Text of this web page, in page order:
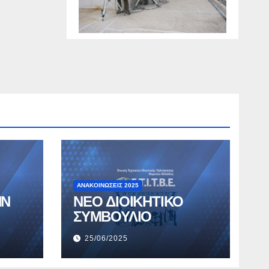
ΑΝΑΚΟΙΝΏΣΕΙΣ 2025
ΝΕΟ ΔΙΟΙΚΗΤΙΚΟ
ΣΥΜΒΟΥΛΙΟ
25/06/2025